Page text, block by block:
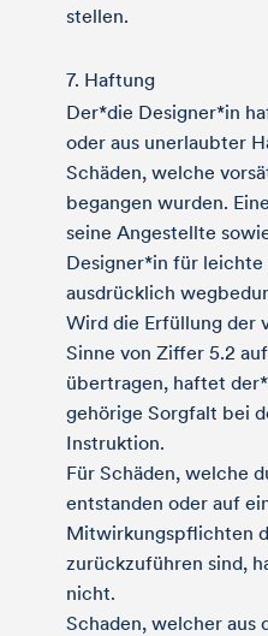
stellen.
7. Haftung
Der*die Designer*in
oder aus unerlaubter
Schäden, welche
begangen wurden.
seine Angestellte
Designer*in für leichte
ausdrücklich
Wird die Erfüllung der
Sinne von Ziffer 5.2
übertragen, haftet
gehörige Sorgfalt bei
Instruktion.
Für Schäden, welche
entstanden oder auf
Mitwirkungspflichten
zurückzuführen sind,
nicht.
Schaden, welcher aus